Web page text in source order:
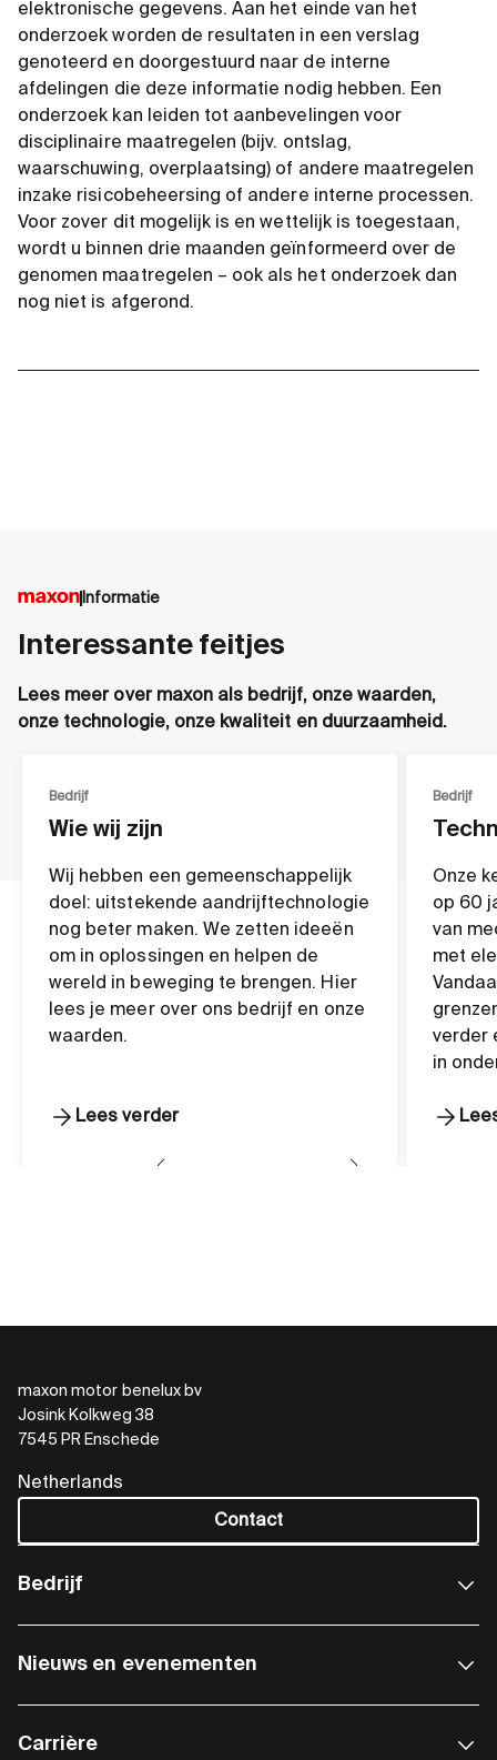
elektronische gegevens. Aan het einde van het
onderzoek worden de resultaten in een verslag
genoteerd en doorgestuurd naar de interne
afdelingen die deze informatie nodig hebben. Een
onderzoek kan leiden tot aanbevelingen voor
disciplinaire maatregelen (bijv. ontslag,
waarschuwing, overplaatsing) of andere maatregelen
inzake risicobeheersing of andere interne processen.
Voor zover dit mogelijk is en wettelijk is toegestaan,
wordt u binnen drie maanden geïnformeerd over de
genomen maatregelen – ook als het onderzoek dan
nog niet is afgerond.
Informatie
Interessante feitjes
Lees meer over maxon als bedrijf, onze waarden,
onze technologie, onze kwaliteit en duurzaamheid.
Bedrijf
Wie wij zijn
Wij hebben een gemeenschappelijk
doel: uitstekende aandrijftechnologie
nog beter maken. We zetten ideeën
om in oplossingen en helpen de
wereld in beweging te brengen. Hier
lees je meer over ons bedrijf en onze
waarden.
Lees verder
Bedrijf
Onze
op 60
van
met
verder
in
maxon motor benelux bv
Josink Kolkweg 38
7545 PR Enschede
Netherlands
Contact
Bedrijf
Nieuws en evenementen
Carrière